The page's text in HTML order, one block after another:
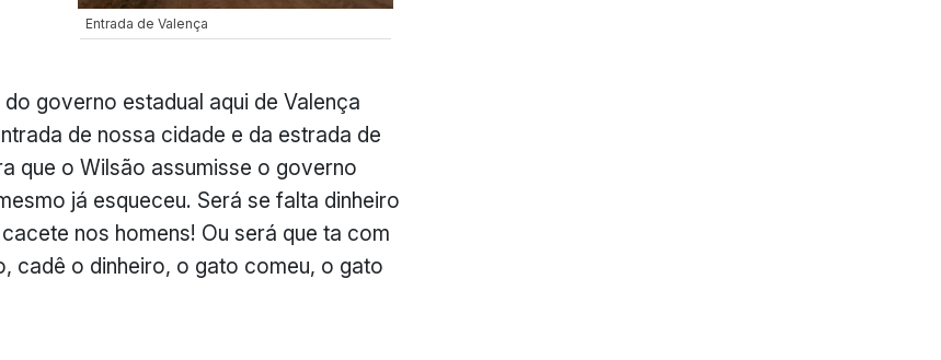
Entrada de Valença
governo estadual aqui de Valença
de nossa cidade e da estrada de
que o Wilsão assumisse o governo
já esqueceu. Será se falta dinheiro
nos homens! Ou será que ta com
cadê o dinheiro, o gato comeu, o gato